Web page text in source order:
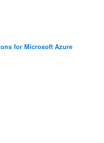
for Microsoft Azure